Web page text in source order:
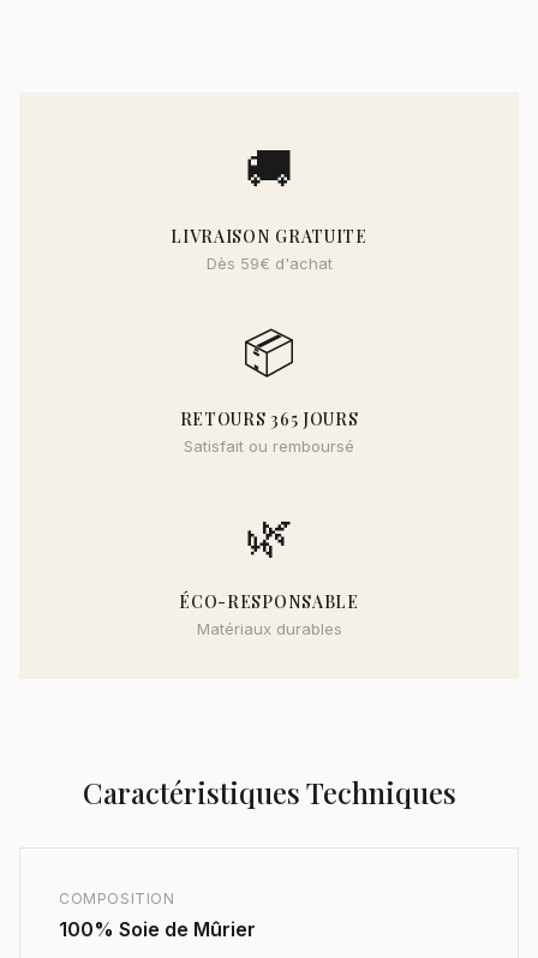
🚚
LIVRAISON GRATUITE
Dès 59€ d'achat
📦
RETOURS 365 JOURS
Satisfait ou remboursé
🌿
ÉCO-RESPONSABLE
Matériaux durables
Caractéristiques Techniques
COMPOSITION
100% Soie de Mûrier